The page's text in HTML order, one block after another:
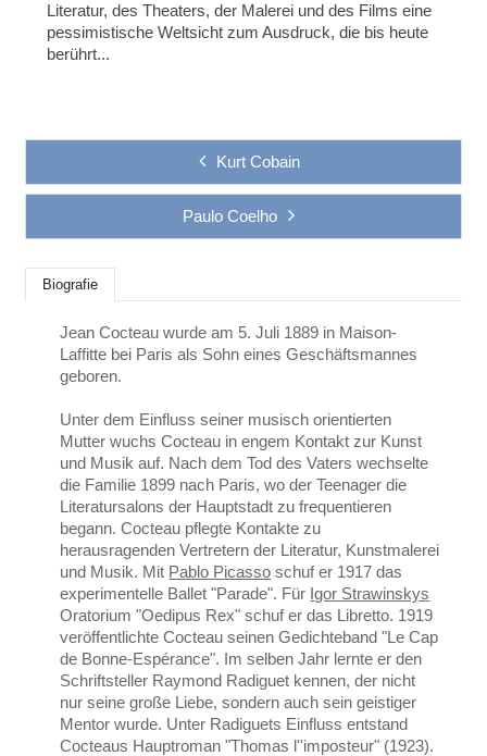
Literatur, des Theaters, der Malerei und des Films eine
pessimistische Weltsicht zum Ausdruck, die bis heute
berührt...
Kurt Cobain
Paulo Coelho
Biografie
Jean Cocteau wurde am 5. Juli 1889 in Maison-
Laffitte bei Paris als Sohn eines Geschäftsmannes
geboren.
Unter dem Einfluss seiner musisch orientierten
Mutter wuchs Cocteau in engem Kontakt zur Kunst
und Musik auf. Nach dem Tod des Vaters wechselte
die Familie 1899 nach Paris, wo der Teenager die
Literatursalons der Hauptstadt zu frequentieren
begann. Cocteau pflegte Kontakte zu
herausragenden Vertretern der Literatur, Kunstmalerei
und Musik. Mit Pablo Picasso schuf er 1917 das
experimentelle Ballet "Parade". Für Igor Strawinskys
Oratorium "Oedipus Rex" schuf er das Libretto. 1919
veröffentlichte Cocteau seinen Gedichteband "Le Cap
de Bonne-Espérance". Im selben Jahr lernte er den
Schriftsteller Raymond Radiguet kennen, der nicht
nur seine große Liebe, sondern auch sein geistiger
Mentor wurde. Unter Radiguets Einfluss entstand
Cocteaus Hauptroman "Thomas l''imposteur" (1923).